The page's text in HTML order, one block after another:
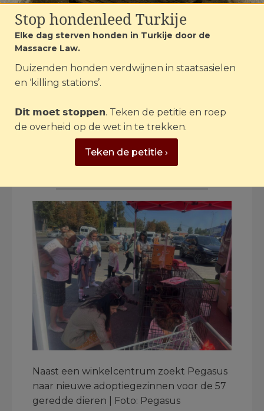
“We doen dit niet
voor niets! We
redden, behandelen
en geven dieren een
nieuw leven 🙂. Na
de oorlog, als we
overleven, zullen
we rusten.”
Naast een winkelcentrum zoekt Pegasus
naar nieuwe adoptiegezinnen voor de 57
geredde dieren | Foto: Pegasus
Stop hondenleed Turkije
Elke dag sterven honden in Turkije door de
Massacre Law.
Duizenden honden verdwijnen in staatsasielen
en ‘killing stations’.
𝗗𝗶𝘁 𝗺𝗼𝗲𝘁 𝘀𝘁𝗼𝗽𝗽𝗲𝗻. Teken de petitie en roep
de overheid op de wet in te trekken.
Teken de petitie ›